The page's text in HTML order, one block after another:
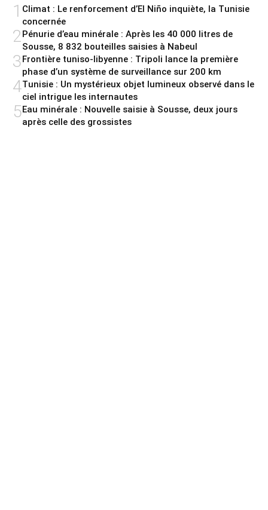
1 Climat : Le renforcement d’El Niño inquiète, la Tunisie
concernée
2 Pénurie d’eau minérale : Après les 40 000 litres de
Sousse, 8 832 bouteilles saisies à Nabeul
3Frontière tuniso-libyenne : Tripoli lance la première
phase d’un système de surveillance sur 200 km
4Tunisie : Un mystérieux objet lumineux observé dans le
ciel intrigue les internautes
5Eau minérale : Nouvelle saisie à Sousse, deux jours
après celle des grossistes